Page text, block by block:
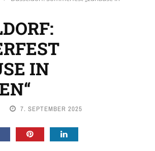
IN
7. SEPTEMBER 2025